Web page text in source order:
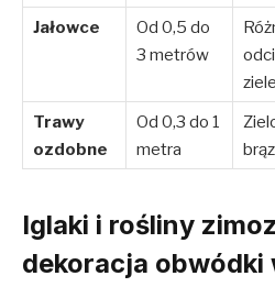
Jałowce
Od 0,5 do
3 metrów
Trawy
ozdobne
Od 0,3 do 1
metra
Iglaki i rośliny
dekoracja obwódki